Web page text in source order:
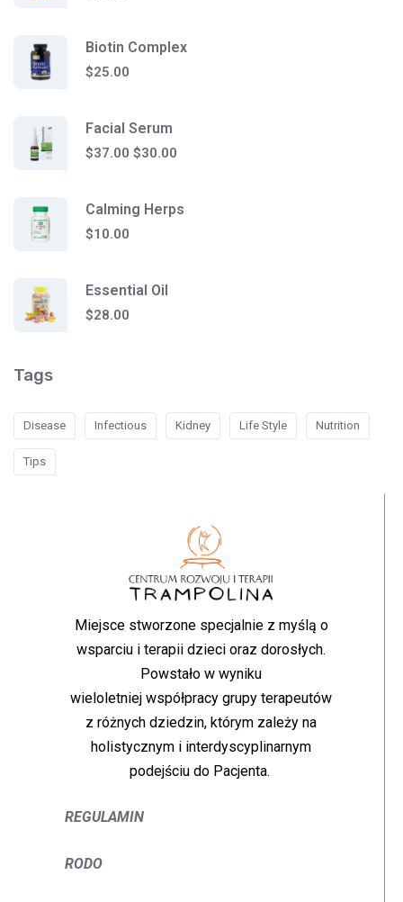
Biotin Complex
$25.00
Facial Serum
$37.00 $30.00
Calming Herps
$10.00
Essential Oil
$28.00
Tags
Disease Infectious Kidney Life Style Nutrition
Tips
Miejsce stworzone specjalnie z myślą o
wsparciu i terapii dzieci oraz dorosłych.
Powstało w wyniku
wieloletniej współpracy grupy terapeutów
z różnych dziedzin, którym zależy na
holistycznym i interdyscyplinarnym
podejściu do Pacjenta.
REGULAMIN
RODO